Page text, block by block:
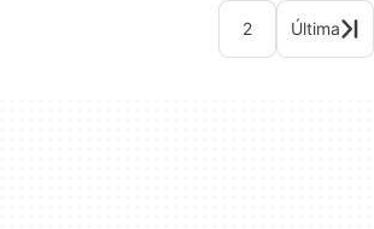
2 Última